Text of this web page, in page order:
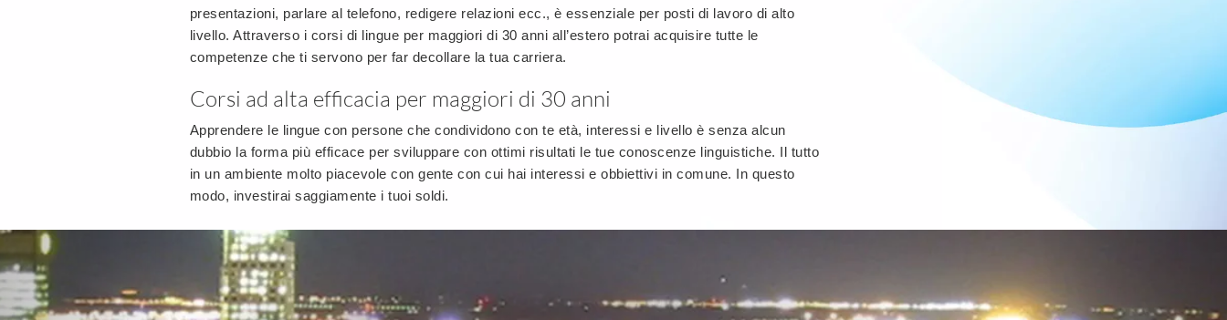
presentazioni, parlare al telefono, redigere relazioni ecc., è essenziale per posti di lavoro di alto
livello. Attraverso i corsi di lingue per maggiori di 30 anni all’estero potrai acquisire tutte le
competenze che ti servono per far decollare la tua carriera.
Corsi ad alta efficacia per maggiori di 30 anni
Apprendere le lingue con persone che condividono con te età, interessi e livello è senza alcun
dubbio la forma più efficace per sviluppare con ottimi risultati le tue conoscenze linguistiche. Il tutto
in un ambiente molto piacevole con gente con cui hai interessi e obbiettivi in comune. In questo
modo, investirai saggiamente i tuoi soldi.